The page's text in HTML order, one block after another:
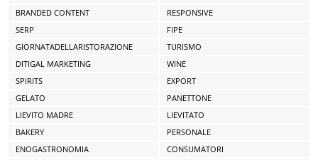
BRANDED CONTENT
RESPONSIVE
SERP
FIPE
GIORNATADELLARISTORAZIONE
TURISMO
DITIGAL MARKETING
WINE
SPIRITS
EXPORT
GELATO
PANETTONE
LIEVITO MADRE
LIEVITATO
BAKERY
PERSONALE
ENOGASTRONOMIA
CONSUMATORI